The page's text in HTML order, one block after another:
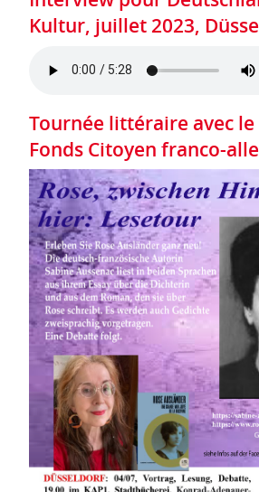
Kultur, juillet 2023,
Tournée littéraire avec
Fonds Citoyen franco-